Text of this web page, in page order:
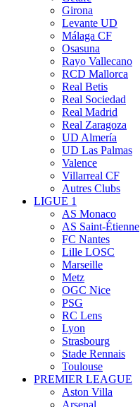
Girona
Levante UD
Málaga CF
Osasuna
Rayo Vallecano
RCD Mallorca
Real Betis
Real Sociedad
Real Madrid
Real Zaragoza
UD Almería
UD Las Palmas
Valence
Villarreal CF
Autres Clubs
LIGUE 1
AS Monaco
AS Saint-Étienne
FC Nantes
Lille LOSC
Marseille
Metz
OGC Nice
PSG
RC Lens
Lyon
Strasbourg
Stade Rennais
Toulouse
PREMIER LEAGUE
Aston Villa